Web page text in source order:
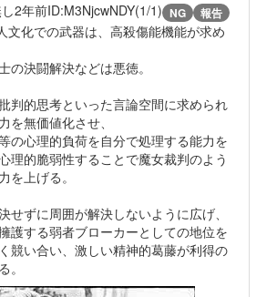
2年前ID:M3NjcwNDY(1/1) NG 報告
文化での武器は、高殺傷能機能が求め
の決闘解決などは悪徳。
判的思考といった言論空間に求められ
を無価値化させ、
の心理的負荷を自分で処理する能力を
理的脆弱性することで魔女裁判のよう
を上げる。
せずに周囲が解決しないように広げ、
護する弱者ブローカーとしての地位を
競い合い、激しい精神的葛藤が利得の
。